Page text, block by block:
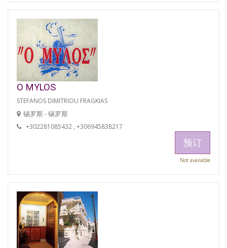
O MYLOS
STEFANOS DIMITRIOU FRAGKIAS
锡罗斯 - 锡罗斯
+302281085432 , +306945838217
预订
Not available